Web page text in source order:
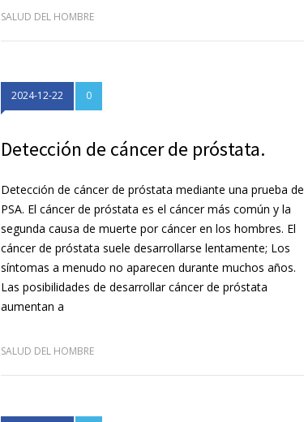
SALUD DEL HOMBRE
2024-12-22 0
Detección de cáncer de próstata.
Detección de cáncer de próstata mediante una prueba de
PSA. El cáncer de próstata es el cáncer más común y la
segunda causa de muerte por cáncer en los hombres. El
cáncer de próstata suele desarrollarse lentamente; Los
síntomas a menudo no aparecen durante muchos años.
Las posibilidades de desarrollar cáncer de próstata
aumentan a
SALUD DEL HOMBRE